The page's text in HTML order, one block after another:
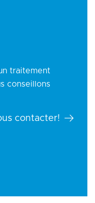
traitement
conseillons
contacter!